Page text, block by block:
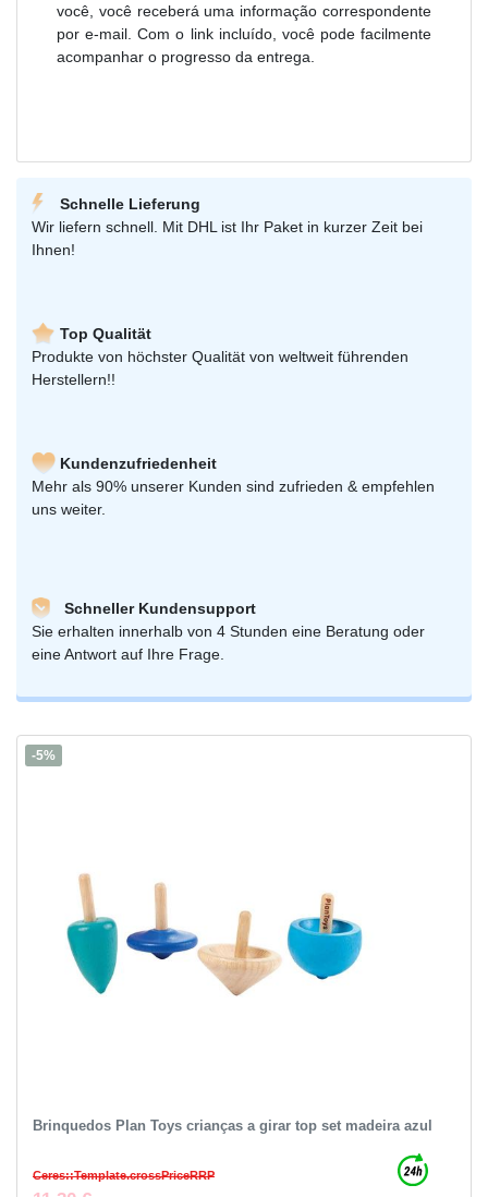
você, você receberá uma informação correspondente
por e-mail. Com o link incluído, você pode facilmente
acompanhar o progresso da entrega.
Schnelle Lieferung
Wir liefern schnell. Mit DHL ist Ihr Paket in kurzer Zeit bei
Ihnen!
Top Qualität
Produkte von höchster Qualität von weltweit führenden
Herstellern!!
Kundenzufriedenheit
Mehr als 90% unserer Kunden sind zufrieden & empfehlen
uns weiter.
Schneller Kundensupport
Sie erhalten innerhalb von 4 Stunden eine Beratung oder
eine Antwort auf Ihre Frage.
-5%
Brinquedos Plan Toys crianças a girar top set madeira azul
Ceres::Template.crossPriceRRP